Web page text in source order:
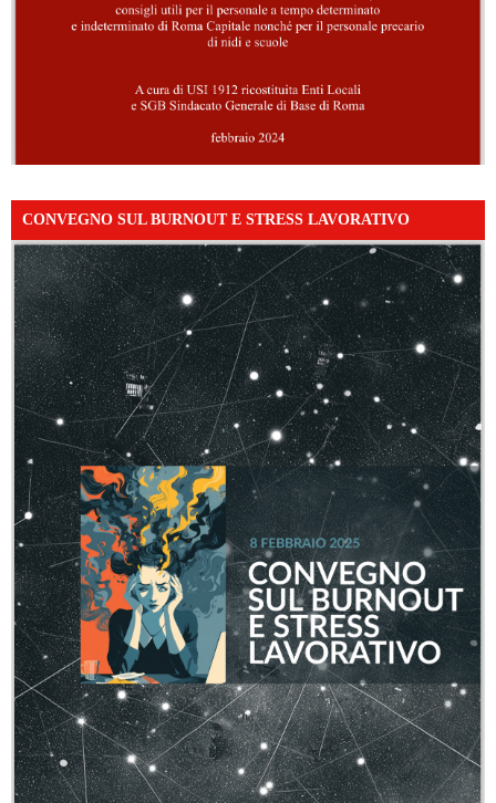
CONVEGNO SUL BURNOUT E STRESS LAVORATIVO